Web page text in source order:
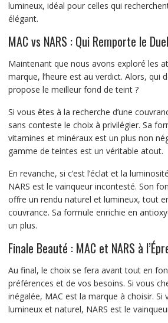
lumineux, idéal pour celles qui
élégant.
MAC vs NARS : Qui Remporte le
Maintenant que nous avons exploré les
marque, l’heure est au verdict. Alors, qui
propose le meilleur fond de teint ?
Si vous êtes à la recherche d’une
sans conteste le choix à privilégier. Sa
vitamines et minéraux est un plus non
gamme de teintes est un véritable atout.
En revanche, si c’est l’éclat et la
NARS est le vainqueur incontesté. Son
offre un rendu naturel et lumineux, tout
couvrance. Sa formule enrichie en
un plus.
Finale Beauté : MAC et NARS à
Au final, le choix se fera avant tout en
préférences et de vos besoins. Si vous
inégalée, MAC est la marque à choisir.
lumineux et naturel, NARS est le